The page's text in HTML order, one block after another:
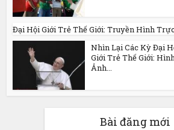
Đại Hội Giới Trẻ Thế Giới: Truyền Hình
Nhìn Lại Các Kỳ Đại
Giới Trẻ Thế Giới:
Ảnh...
Bài đăng mới